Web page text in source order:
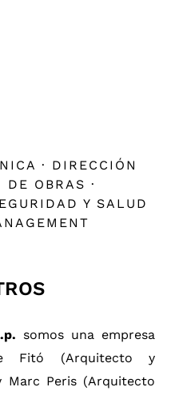
· DIRECCIÓN
OBRAS ·
Y SALUD
somos una empresa
Fitó (Arquitecto y
Marc Peris (Arquitecto